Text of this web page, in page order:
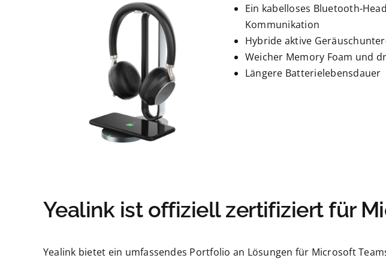
Ein kabelloses Bluetooth-
Kommunikation
Hybride aktive
Weicher Memory Foam und
Längere Batterielebensdauer
Yealink ist offiziell zertifiziert für
Yealink bietet ein umfassendes Portfolio an Lösungen für Microsoft